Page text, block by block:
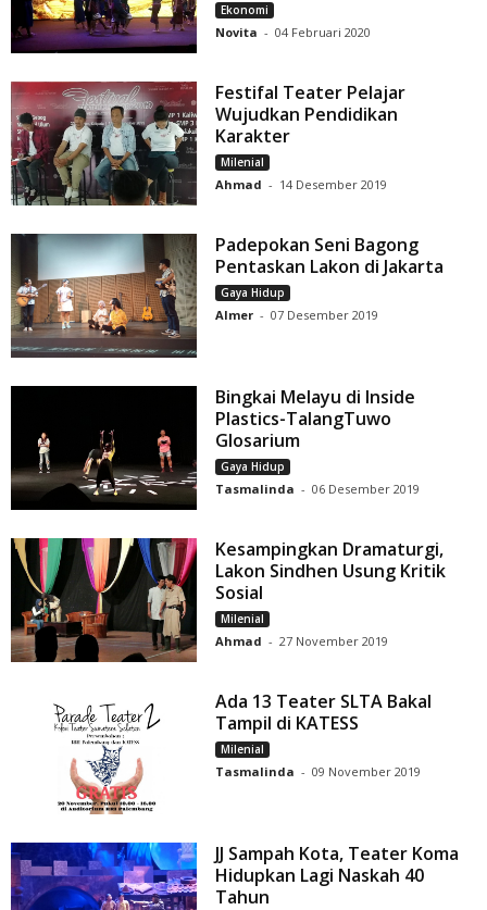
Ekonomi
Novita - 04 Februari 2020
Festifal Teater Pelajar
Wujudkan Pendidikan
Karakter
Milenial
Ahmad - 14 Desember 2019
Padepokan Seni Bagong
Pentaskan Lakon di Jakarta
Gaya Hidup
Almer - 07 Desember 2019
Bingkai Melayu di Inside
Plastics-TalangTuwo
Glosarium
Gaya Hidup
Tasmalinda - 06 Desember 2019
Kesampingkan Dramaturgi,
Lakon Sindhen Usung Kritik
Sosial
Milenial
Ahmad - 27 November 2019
Ada 13 Teater SLTA Bakal
Tampil di KATESS
Milenial
Tasmalinda - 09 November 2019
JJ Sampah Kota, Teater Koma
Hidupkan Lagi Naskah 40
Tahun